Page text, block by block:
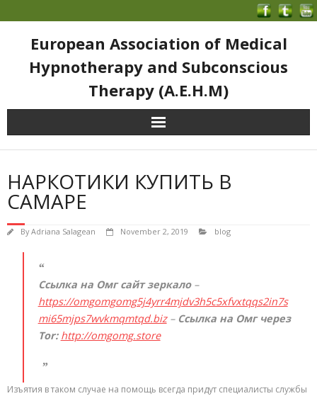
European Association of Medical
Hypnotherapy and Subconscious
Therapy (A.E.H.M)
НАРКОТИКИ КУПИТЬ В
САМАРЕ
ByAdriana Salagean November 2, 2019 blog
Ссылка на Омг сайт зеркало–
https://omgomgomg5j4yrr4mjdv3h5c5xfvxtqqs2in7s
mi65mjps7wvkmqmtqd.biz– Ссылка на Омг через
Tor: http://omgomg.store
Изъятия в таком случае на помощь всегда придут специалисты службы